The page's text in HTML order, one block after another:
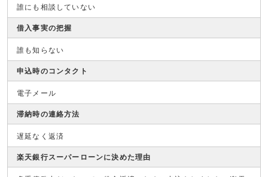
誰にも相談していない
借入事実の把握
誰も知らない
申込時のコンタクト
電子メール
滞納時の連絡方法
遅延なく返済
楽天銀行スーパーローンに決めた理由